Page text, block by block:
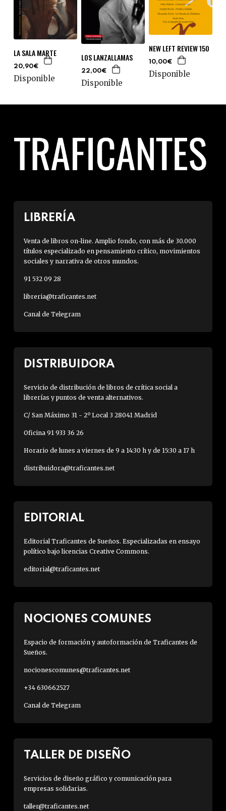
LA SALA MARTE
20,90€
Disponible
LOS LANZALLAMAS
22,00€
Disponible
NEW LEFT REVIEW 150
10,00€
Disponible
LIBRERÍA
Venta de libros on-line. Amplio fondo, con más de 30.000
títulos especializado en pensamiento crítico, movimientos
sociales y narrativa de otros mundos.
91 532 09 28
libreria@traficantes.net
Canal de Telegram
DISTRIBUIDORA
Servicio de distribución de libros de crítica social a
librerías y puntos de venta alternativos.
C/ San Máximo 31 - 2º Local 3 28041 Madrid
Oficina 91 933 36 26
Horario de lunes a viernes de 9 a 14:30 h y de 15:30 a 17 h
distribuidora@traficantes.net
EDITORIAL
Editorial Traficantes de Sueños. Especializadas en ensayo
político bajo licencias Creative Commons.
editorial@traficantes.net
NOCIONES COMUNES
Espacio de formación y autoformación de Traficantes de
Sueños.
nocionescomunes@traficantes.net
+34 630662527
Canal de Telegram
TALLER DE DISEÑO
Servicios de diseño gráfico y comunicación para
empresas solidarias.
taller@traficantes.net